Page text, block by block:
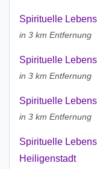
Spirituelle
in 3 km Entfernung
Spirituelle
in 3 km Entfernung
Spirituelle
in 3 km Entfernung
Spirituelle
Heiligenstadt